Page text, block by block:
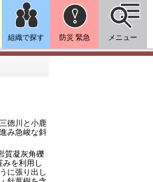
組織で探す 防災 緊急 メニュー
徳川と小鹿
み急峻な斜
質凝灰角礫
を利用し
に張り出し